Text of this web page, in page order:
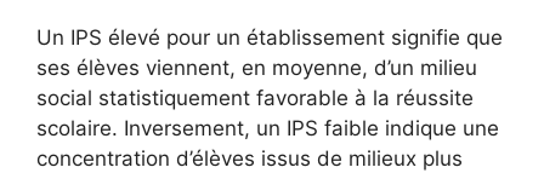
Un IPS élevé pour un établissement signifie que
ses élèves viennent, en moyenne, d’un milieu
social statistiquement favorable à la réussite
scolaire. Inversement, un IPS faible indique une
concentration d’élèves issus de milieux plus